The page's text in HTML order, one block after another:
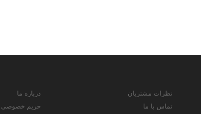
نظرات مشتریان
تماس با ما
درباره ما
حریم خصوصی